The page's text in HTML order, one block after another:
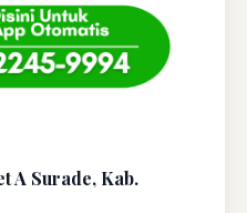
A Surade, Kab.